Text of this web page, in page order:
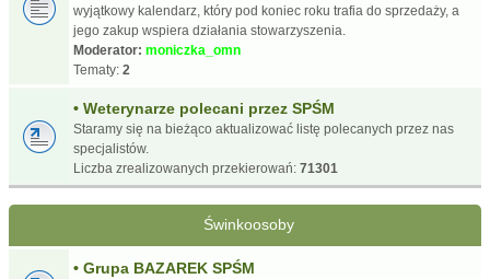
wyjątkowy kalendarz, który pod koniec roku trafia do sprzedaży, a
jego zakup wspiera działania stowarzyszenia.
Moderator: moniczka_omn
Tematy: 2
• Weterynarze polecani przez SPŚM
Staramy się na bieżąco aktualizować listę polecanych przez nas
specjalistów.
Liczba zrealizowanych przekierowań: 71301
Świnkoosoby
• Grupa BAZAREK SPŚM